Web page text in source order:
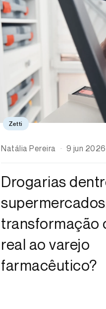
Zetti
Natália Pereira 9 jun 2026
Drogarias
transformação
real ao varejo
farmacêutico?